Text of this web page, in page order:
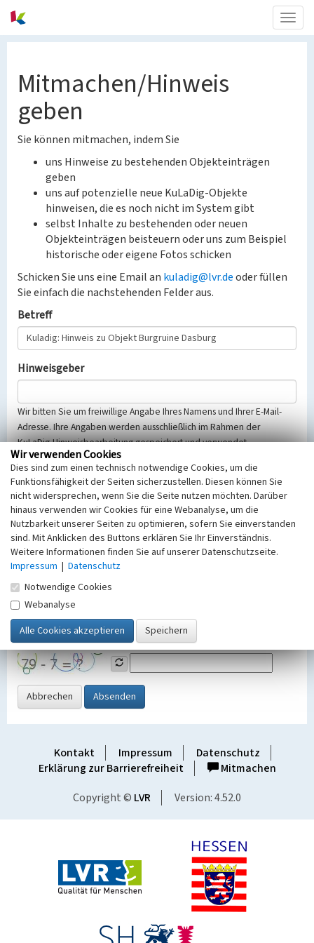
Mitmachen/Hinweis
geben
Sie können mitmachen, indem Sie
uns Hinweise zu bestehenden Objekteinträgen
geben
uns auf potenzielle neue KuLaDig-Objekte
hinweisen, die es noch nicht im System gibt
selbst Inhalte zu bestehenden oder neuen
Objekteinträgen beisteuern oder uns zum Beispiel
historische oder eigene Fotos schicken
Schicken Sie uns eine Email an kuladig@lvr.deoder füllen
Sie einfach die nachstehenden Felder aus.
Betreff
Hinweisgeber
Wir bitten Sie um freiwillige Angabe Ihres Namens und Ihrer E-Mail-
Adresse. Ihre Angaben werden ausschließlich im Rahmen der
KuLaDig-Hinweisbearbeitung gespeichert und verwendet.
Selbstverständlich werden diese entsprechend der Vorschriften des
Telemediengesetzes, des Datenschutzgesetzes NRW und der seit
dem 25.05.2018 gültigen Europäischen Datenschutzgrundverordnung
(EU-DSGVO) vertraulich behandelt, beachten Sie bitte unsere
Hinweise zumDatenschutz
Nachricht
SicherheitsabfrageTragen Sie unten das Rechenergebnis aus der
Grafik ein
Abbrechen Absenden
Kontakt Impressum
Datenschutz
Erklärung zur Barrierefreiheit
Mitmachen
Copyright © LVR Version: 4.52.0
Wir verwenden Cookies
Dies sind zum einen technisch notwendige Cookies, um die
Funktionsfähigkeit der Seiten sicherzustellen. Diesen können Sie
nicht widersprechen, wenn Sie die Seite nutzen möchten. Darüber
hinaus verwenden wir Cookies für eine Webanalyse, um die
Nutzbarkeit unserer Seiten zu optimieren, sofern Sie einverstanden
sind. Mit Anklicken des Buttons erklären Sie Ihr Einverständnis.
Weitere Informationen finden Sie auf unserer Datenschutzseite.
Impressum | Datenschutz
Notwendige Cookies
Webanalyse